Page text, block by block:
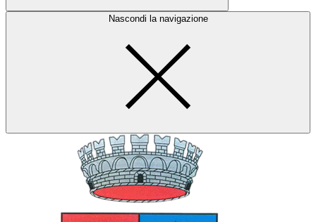
Nascondi la navigazione